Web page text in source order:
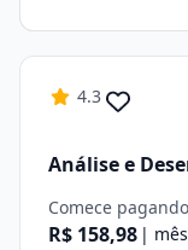
4.3
Análise e
Comece pagando
R$ 158,98 | mês